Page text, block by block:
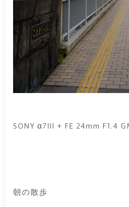
SONY α7III + FE 24mm F1.4
朝の散歩